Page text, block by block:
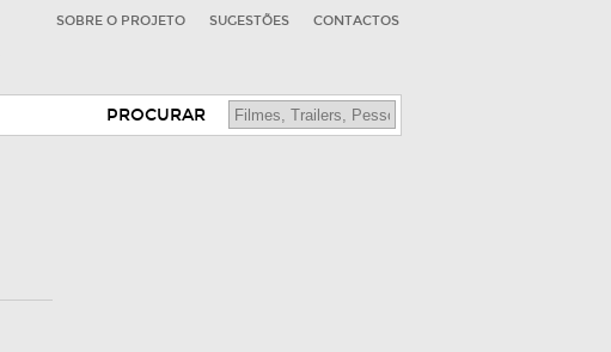
SOBRE O PROJETO SUGESTÕES CONTACTOS
PROCURAR